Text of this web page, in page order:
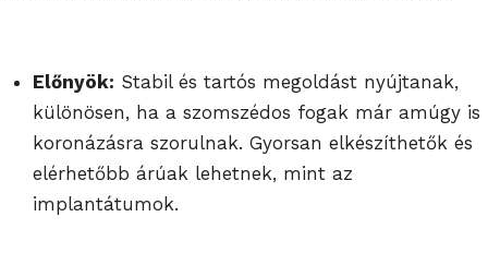
Előnyök: Stabil és tartós megoldást nyújtanak,
különösen, ha a szomszédos fogak már amúgy is
koronázásra szorulnak. Gyorsan elkészíthetők és
elérhetőbb árúak lehetnek, mint az
implantátumok.